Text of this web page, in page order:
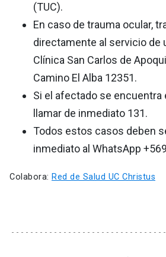
(TUC).
En caso de trauma ocular,
directamente al servicio de
Clínica San Carlos de
Camino El Alba 12351.
Si el afectado se encuentra
llamar de inmediato 131.
Todos estos casos deben
inmediato al WhatsApp
Colabora: Red de Salud UC Christus